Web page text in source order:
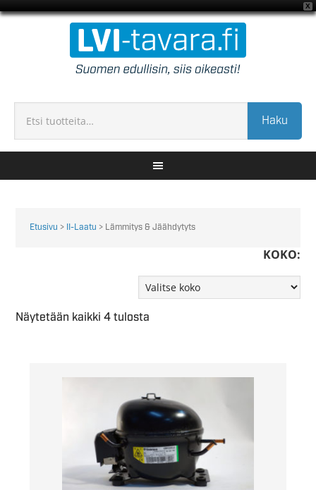
X
Haku
Etusivu > II-Laatu > Lämmitys & Jäähdytyts
KOKO:
Näytetään kaikki 4 tulosta